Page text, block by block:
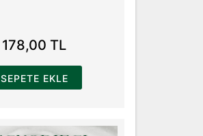
178,00 TL
SEPETE EKLE